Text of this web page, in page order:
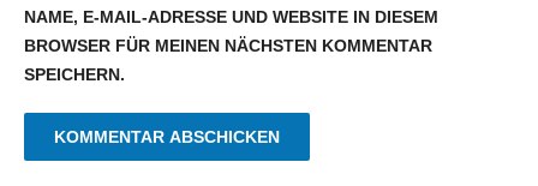
NAME, E-MAIL-ADRESSE UND WEBSITE IN DIESEM
BROWSER FÜR MEINEN NÄCHSTEN KOMMENTAR
SPEICHERN.